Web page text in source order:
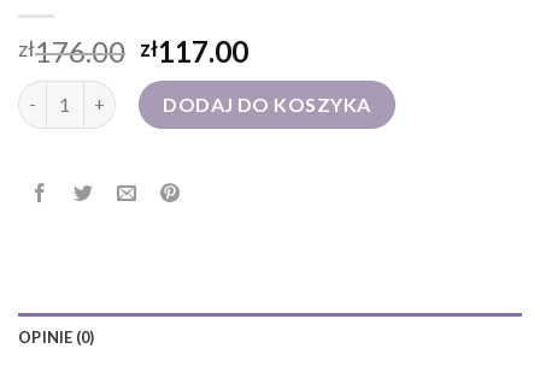
zł176.00 zł117.00
ilość torba na ramięDODAJ DO KOSZYKA
OPINIE (0)